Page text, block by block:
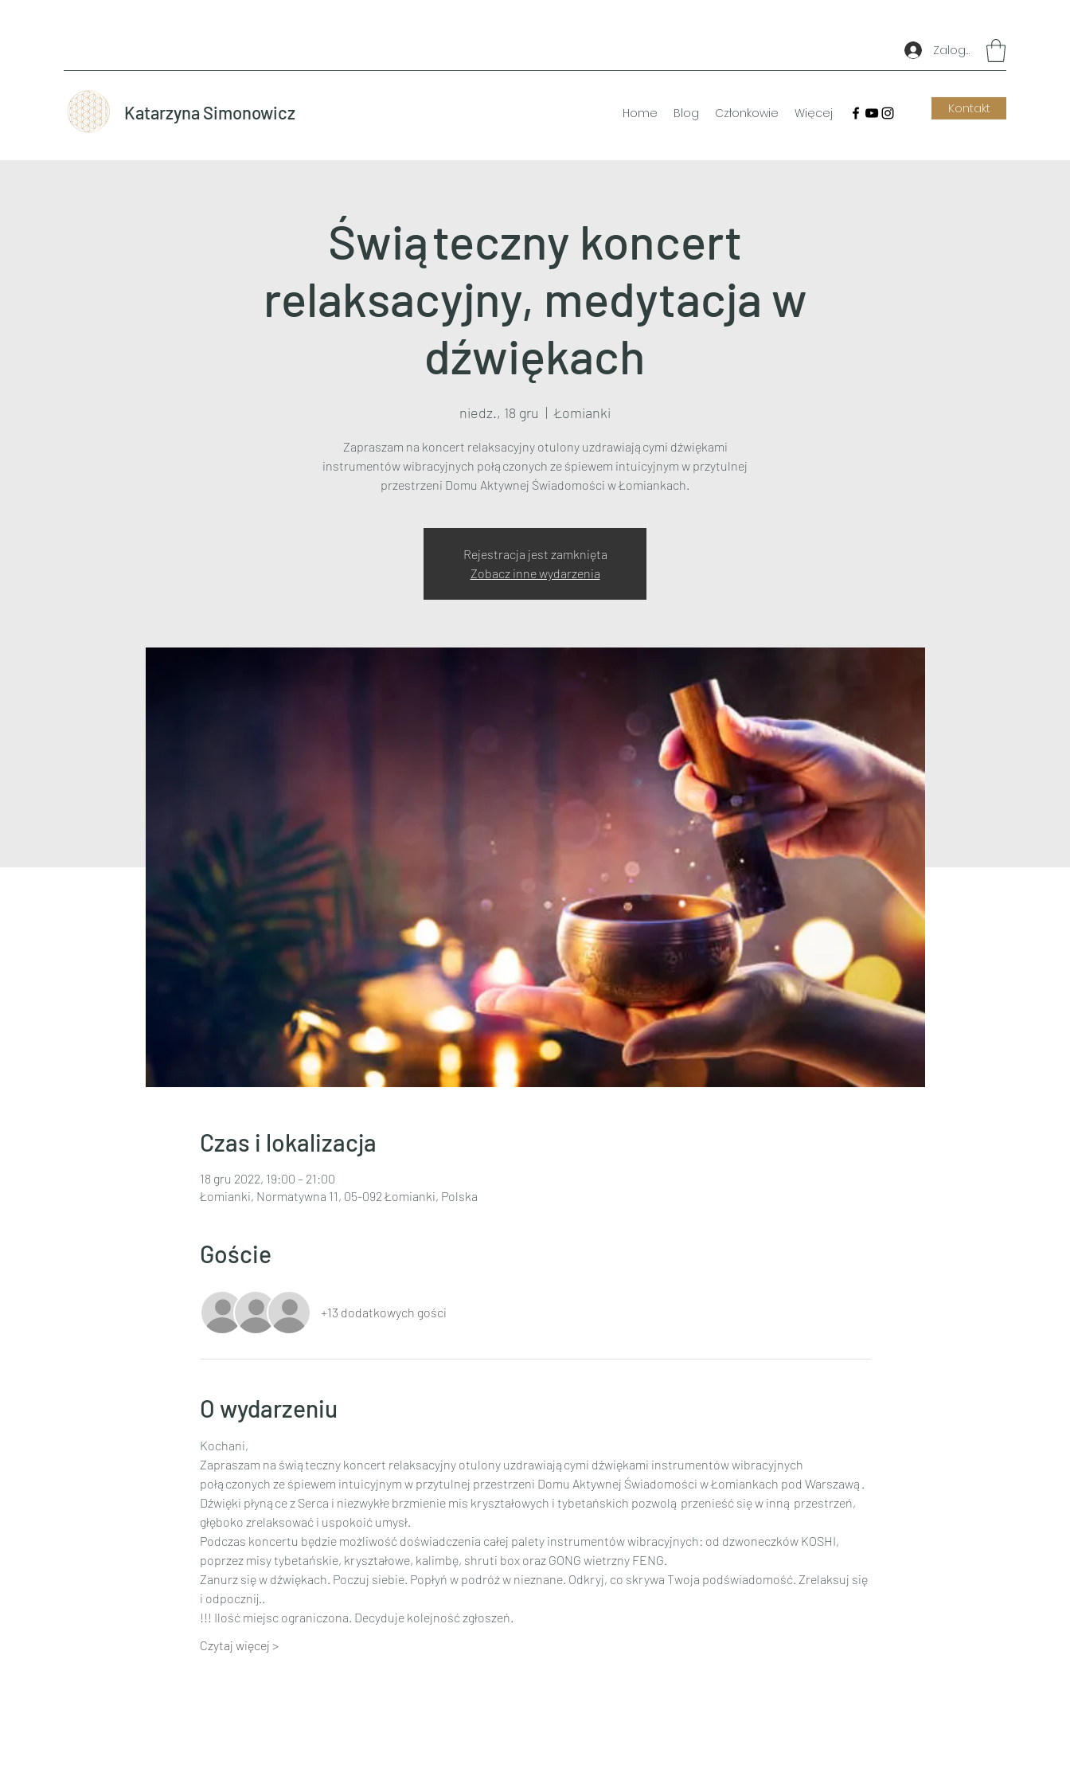
Zaloguj się
Katarzyna Simonowicz Home Blog Członkowie Więcej Kontakt
Świąteczny koncert
relaksacyjny, medytacja w
dźwiękach
niedz., 18 gru
  |
Łomianki
Zapraszam na koncert relaksacyjny otulony uzdrawiającymi dźwiękami
instrumentów wibracyjnych połączonych ze śpiewem intuicyjnym w przytulnej
przestrzeni Domu Aktywnej Świadomości w Łomiankach.
Rejestracja jest zamknięta
Zobacz inne wydarzenia
Czas i lokalizacja
18 gru 2022, 19:00 – 21:00
Łomianki, Normatywna 11, 05-092 Łomianki, Polska
Goście
+13 dodatkowych gości
O wydarzeniu
Kochani,
Zapraszam na świąteczny koncert relaksacyjny otulony uzdrawiającymi dźwiękami instrumentów wibracyjnych
połączonych ze śpiewem intuicyjnym w przytulnej przestrzeni Domu Aktywnej Świadomości w Łomiankach pod Warszawą.
Dźwięki płynące z Serca i niezwykłe brzmienie mis kryształowych i tybetańskich pozwolą przenieść się w inną przestrzeń,
głęboko zrelaksować i uspokoić umysł.
Podczas koncertu będzie możliwość doświadczenia całej palety instrumentów wibracyjnych: od dzwoneczków KOSHI,
poprzez misy tybetańskie, kryształowe, kalimbę, shruti box oraz GONG wietrzny FENG.
Zanurz się w dźwiękach. Poczuj siebie. Popłyń w podróż w nieznane. Odkryj, co skrywa Twoja podświadomość. Zrelaksuj się
i odpocznij..
!!! Ilość miejsc ograniczona. Decyduje kolejność zgłoszeń.
Czytaj więcej >